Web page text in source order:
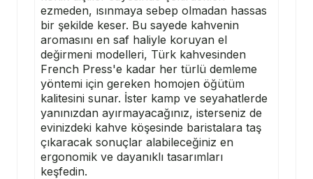
ezmeden, ısınmaya sebep olmadan hassas
bir şekilde keser. Bu sayede kahvenin
aromasını en saf haliyle koruyan el
değirmeni modelleri, Türk kahvesinden
French Press'e kadar her türlü demleme
yöntemi için gereken homojen öğütüm
kalitesini sunar. İster kamp ve seyahatlerde
yanınızdan ayırmayacağınız, isterseniz de
evinizdeki kahve köşesinde baristalara taş
çıkaracak sonuçlar alabileceğiniz en
ergonomik ve dayanıklı tasarımları
keşfedin.